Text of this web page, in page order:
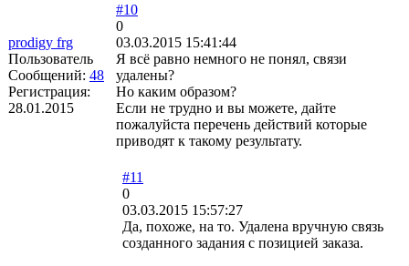
prodigy frg
Пользователь
Сообщений: 48
Регистрация:
28.01.2015
#10
0
03.03.2015 15:41:44
Я всё равно немного не понял, связи
удалены?
Но каким образом?
Если не трудно и вы можете, дайте
пожалуйста перечень действий которые
приводят к такому результату.
#11
0
03.03.2015 15:57:27
Да, похоже, на то. Удалена вручную связь
созданного задания с позицией заказа.